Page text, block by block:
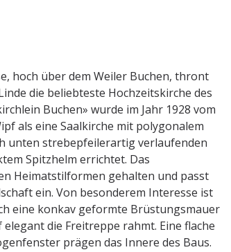
hoch über dem Weiler Buchen, thront
die beliebteste Hochzeitskirche des
Buchen» wurde im Jahr 1928 vom
als eine Saalkirche mit polygonalem
unten strebepfeilerartig verlaufenden
Spitzhelm errichtet. Das
Heimatstilformen gehalten und passt
ein. Von besonderem Interesse ist
eine konkav geformte Brüstungsmauer
die Freitreppe rahmt. Eine flache
prägen das Innere des Baus.